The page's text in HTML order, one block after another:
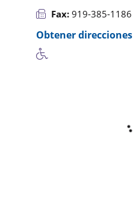
Fax: 919-385-1186
Obtener direcciones